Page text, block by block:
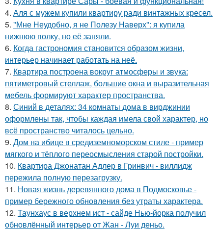
4. Аля с мужем купили квартиру ради винтажных кресел.
5. "Мне Неудобно, я не Полезу Наверх": я купила
нижнюю полку, но её заняли.
6. Когда гастрономия становится образом жизни,
интерьер начинает работать на неё.
7. Квартира построена вокруг атмосферы и звука:
пятиметровый стеллаж, большие окна и выразительная
мебель формируют характер пространства.
8. Синий в деталях: 34 комнаты дома в вирджинии
оформлены так, чтобы каждая имела свой характер, но
всё пространство читалось цельно.
9. Дом на ибице в средиземноморском стиле - пример
мягкого и тёплого переосмысления старой постройки.
10. Квартира Джонатан Адлер в Гринвич - виллидж
пережила полную перезагрузку.
11. Новая жизнь деревянного дома в Подмосковье -
пример бережного обновления без утраты характера.
12. Таунхаус в верхнем ист - сайде Нью-йорка получил
обновлённый интерьер от Жан - Луи деньо.